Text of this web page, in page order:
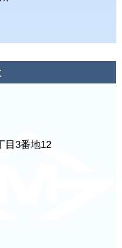
目3番地12